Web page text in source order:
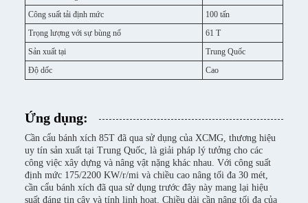
Công suất tải định mức
100 tấn
Trọng lượng với sự bùng nổ
61 T
Sản xuất tại
Trung Quốc
Độ dốc
Cao
Ứng dụng:
Cần cẩu bánh xích 85T đã qua sử dụng của XCMG, thương hiệu
uy tín sản xuất tại Trung Quốc, là giải pháp lý tưởng cho các
công việc xây dựng và nâng vật nặng khác nhau. Với công suất
định mức 175/2200 KW/r/mi và chiều cao nâng tối đa 30 mét,
cần cẩu bánh xích đã qua sử dụng trước đây này mang lại hiệu
suất đáng tin cậy và tính linh hoạt. Chiều dài cần nâng tối đa của